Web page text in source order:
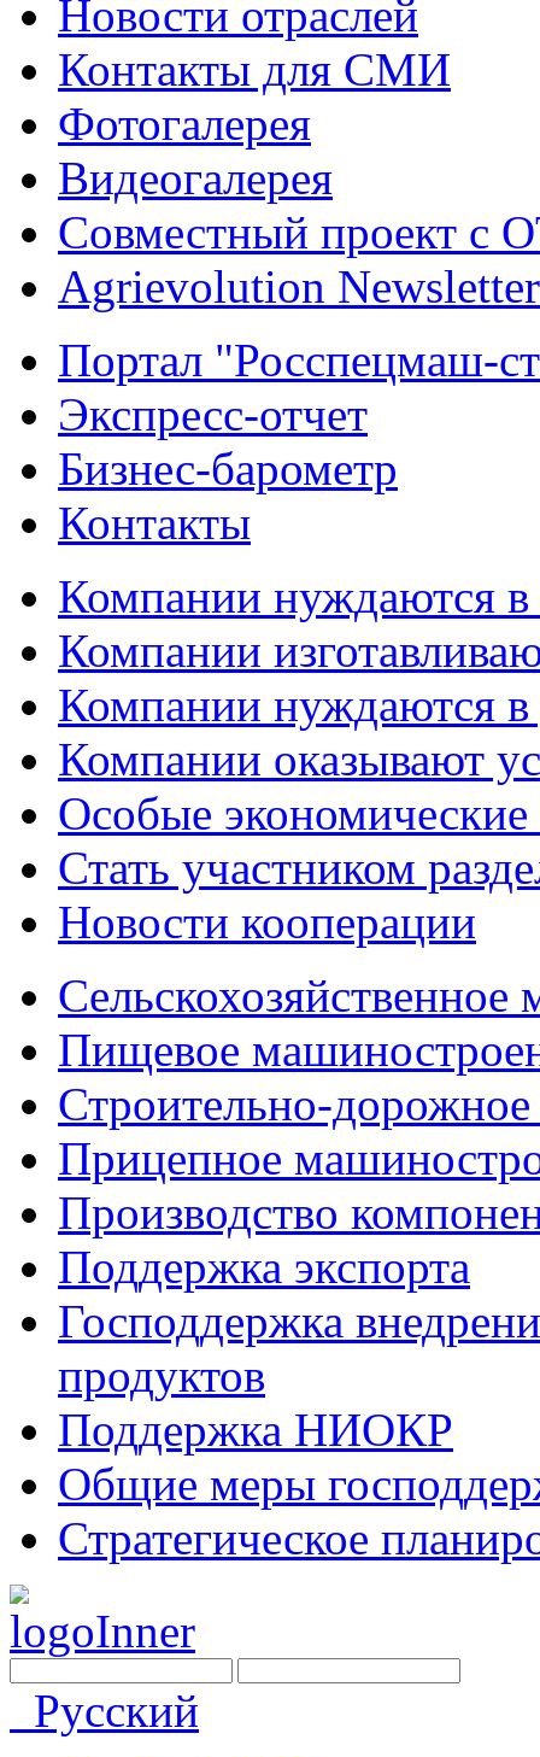
Новости отраслей
Контакты для СМИ
Фотогалерея
Видеогалерея
Совместный проект с
Agrievolution Newsletter
Портал "Росспецмаш-
Экспресс-отчет
Бизнес-барометр
Контакты
Компании нуждаются в
Компании
Компании нуждаются в
Компании оказывают
Особые
Стать участником
Новости кооперации
Пищевое
Строительно-
Прицепное
Производство
Поддержка экспорта
Господдержка
продуктов
Поддержка НИОКР
Общие меры
Стратегическое
Русский